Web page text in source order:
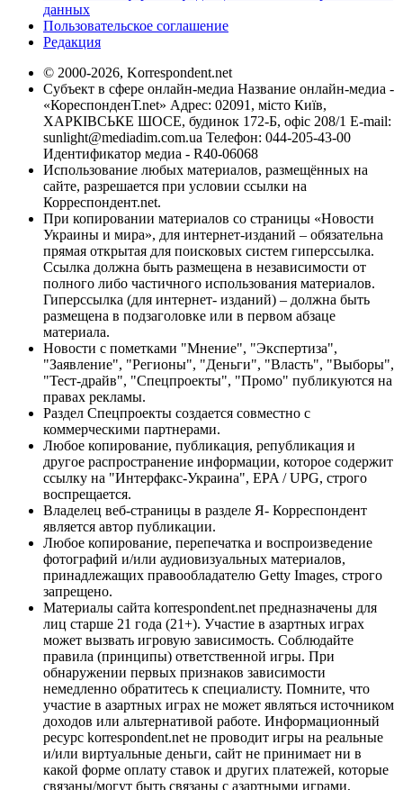
данных
Пользовательское соглашение
Редакция
© 2000-2026, Korrespondent.net
Субъект в сфере онлайн-медиа Название онлайн-медиа -
«КореспонденТ.net» Адрес: 02091, місто Київ,
ХАРКІВСЬКЕ ШОСЕ, будинок 172-Б, офіс 208/1 E-mail:
sunlight@mediadim.com.ua Телефон: 044-205-43-00
Идентификатор медиа - R40-06068
Использование любых материалов, размещённых на
сайте, разрешается при условии ссылки на
Корреспондент.net.
При копировании материалов со страницы «Новости
Украины и мира», для интернет-изданий – обязательна
прямая открытая для поисковых систем гиперссылка.
Ссылка должна быть размещена в независимости от
полного либо частичного использования материалов.
Гиперссылка (для интернет- изданий) – должна быть
размещена в подзаголовке или в первом абзаце
материала.
Новости с пометками "Мнение", "Экспертиза",
"Заявление", "Регионы", "Деньги", "Власть", "Выборы",
"Тест-драйв", "Спецпроекты", "Промо" публикуются на
правах рекламы.
Раздел Спецпроекты создается совместно с
коммерческими партнерами.
Любое копирование, публикация, републикация и
другое распространение информации, которое содержит
ссылку на "Интерфакс-Украина", EPA / UPG, строго
воспрещается.
Владелец веб-страницы в разделе Я- Корреспондент
является автор публикации.
Любое копирование, перепечатка и воспроизведение
фотографий и/или аудиовизуальных материалов,
принадлежащих правообладателю Getty Images, строго
запрещено.
Материалы сайта korrespondent.net предназначены для
лиц старше 21 года (21+). Участие в азартных играх
может вызвать игровую зависимость. Соблюдайте
правила (принципы) ответственной игры. При
обнаружении первых признаков зависимости
немедленно обратитесь к специалисту. Помните, что
участие в азартных играх не может являться источником
доходов или альтернативой работе. Информационный
ресурс korrespondent.net не проводит игры на реальные
и/или виртуальные деньги, сайт не принимает ни в
какой форме оплату ставок и других платежей, которые
связаны/могут быть связаны с азартными играми,